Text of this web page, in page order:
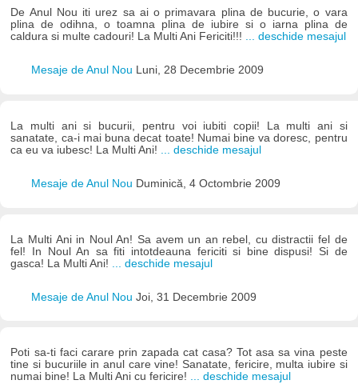
De Anul Nou iti urez sa ai o primavara plina de bucurie, o vara
plina de odihna, o toamna plina de iubire si o iarna plina de
caldura si multe cadouri! La Multi Ani Fericiti!!! ... deschide mesajul
Mesaje de Anul Nou Luni, 28 Decembrie 2009
La multi ani si bucurii, pentru voi iubiti copii! La multi ani si
sanatate, ca-i mai buna decat toate! Numai bine va doresc, pentru
ca eu va iubesc! La Multi Ani!
... deschide mesajul
Mesaje de Anul Nou Duminică, 4 Octombrie 2009
La Multi Ani in Noul An! Sa avem un an rebel, cu distractii fel de
fel! In Noul An sa fiti intotdeauna fericiti si bine dispusi! Si de
gasca! La Multi Ani!
... deschide mesajul
Mesaje de Anul Nou Joi, 31 Decembrie 2009
Poti sa-ti faci carare prin zapada cat casa? Tot asa sa vina peste
tine si bucuriile in anul care vine! Sanatate, fericire, multa iubire si
numai bine! La Multi Ani cu fericire! ... deschide mesajul